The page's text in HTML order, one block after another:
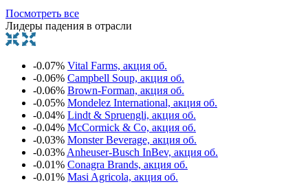
Посмотреть все
Лидеры падения в отрасли
-0.07% Vital Farms, акция об.
-0.06% Campbell Soup, акция об.
-0.06% Brown-Forman, акция об.
-0.05% Mondelez International, акция об.
-0.04% Lindt & Spruengli, акция об.
-0.04% McCormick & Co, акция об.
-0.03% Monster Beverage, акция об.
-0.03% Anheuser-Busch InBev, акция об.
-0.01% Conagra Brands, акция об.
-0.01% Masi Agricola, акция об.